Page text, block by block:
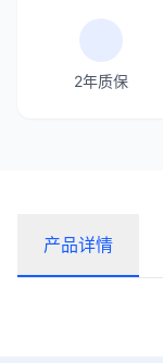
2年质保
产品详情